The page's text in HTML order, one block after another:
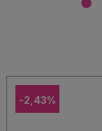
-2,43%